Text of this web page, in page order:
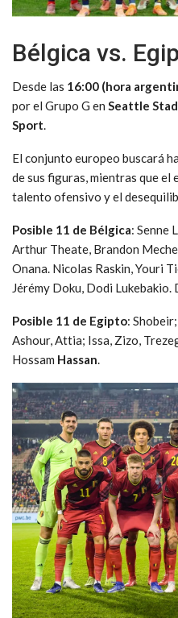
Bélgica vs.
Desde las 16:00 (hora
por el Grupo G en Seattle
Sport
El conjunto europeo buscará
de sus figuras, mientras que
talento ofensivo y el
Posible 11 de Bélgica: Senne
Arthur Theate, Brandon
Onana. Nicolas Raskin, Youri
Jérémy Doku, Dodi Lukebakio.
Posible 11 de Egipto:
Ashour, Attia; Issa, Zizo,
Hossam Hassan